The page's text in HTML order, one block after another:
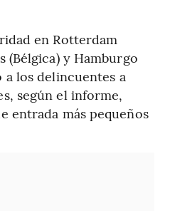
en Rotterdam
(Bélgica) y Hamburgo
a los delincuentes a
según el informe,
entrada más pequeños